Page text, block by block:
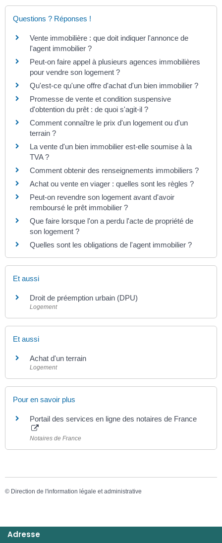
Questions ? Réponses !
Vente immobilière : que doit indiquer l'annonce de
l'agent immobilier ?
Peut-on faire appel à plusieurs agences immobilières
pour vendre son logement ?
Qu'est-ce qu'une offre d'achat d'un bien immobilier ?
Promesse de vente et condition suspensive
d'obtention du prêt : de quoi s'agit-il ?
Comment connaître le prix d'un logement ou d'un
terrain ?
La vente d'un bien immobilier est-elle soumise à la
TVA ?
Comment obtenir des renseignements immobiliers ?
Achat ou vente en viager : quelles sont les règles ?
Peut-on revendre son logement avant d'avoir
remboursé le prêt immobilier ?
Que faire lorsque l'on a perdu l'acte de propriété de
son logement ?
Quelles sont les obligations de l'agent immobilier ?
Et aussi
Droit de préemption urbain (DPU)
Logement
Et aussi
Achat d'un terrain
Logement
Pour en savoir plus
Portail des services en ligne des notaires de France
Notaires de France
© Direction de l'information légale et administrative
Adresse